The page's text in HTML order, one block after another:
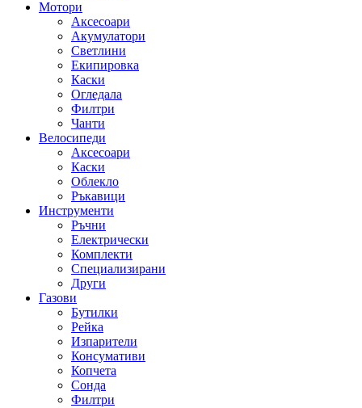
Мотори
Аксесоари
Акумулатори
Светлини
Екипировка
Каски
Огледала
Филтри
Чанти
Велосипеди
Аксесоари
Каски
Облекло
Ръкавици
Инструменти
Ръчни
Електрически
Комплекти
Специализирани
Други
Газови
Бутилки
Рейка
Изпарители
Консумативи
Копчета
Сонда
Филтри